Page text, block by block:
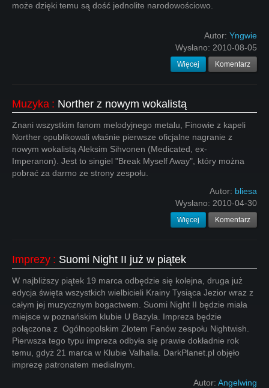
może dzięki temu są dość jednolite narodowościowo.
Autor: Yngwie
Wysłano: 2010-08-05
Więcej Komentarz
Muzyka : Norther z nowym wokalistą
Znani wszystkim fanom melodyjnego metalu, Finowie z kapeli
Norther opublikowali właśnie pierwsze oficjalne nagranie z
nowym wokalistą Aleksim Sihvonen (Medicated, ex-
Imperanon). Jest to singiel "Break Myself Away", który można
pobrać za darmo ze strony zespołu.
Autor: bliesa
Wysłano: 2010-04-30
Więcej Komentarz
Imprezy : Suomi Night II już w piątek
W najbliższy piątek 19 marca odbędzie się kolejna, druga już
edycja święta wszystkich wielbicieli Krainy Tysiąca Jezior wraz z
całym jej muzycznym bogactwem. Suomi Night II będzie miała
miejsce w poznańskim klubie U Bazyla. Impreza będzie
połączona z Ogólnopolskim Zlotem Fanów zespołu Nightwish.
Pierwsza tego typu impreza odbyła się prawie dokładnie rok
temu, gdyż 21 marca w Klubie Valhalla. DarkPlanet.pl objęło
imprezę patronatem medialnym.
Autor: Angelwing